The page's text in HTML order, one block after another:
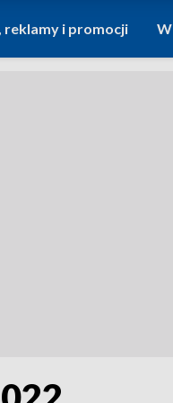
reklamy i promocji